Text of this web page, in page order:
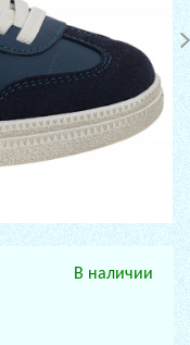
В наличии